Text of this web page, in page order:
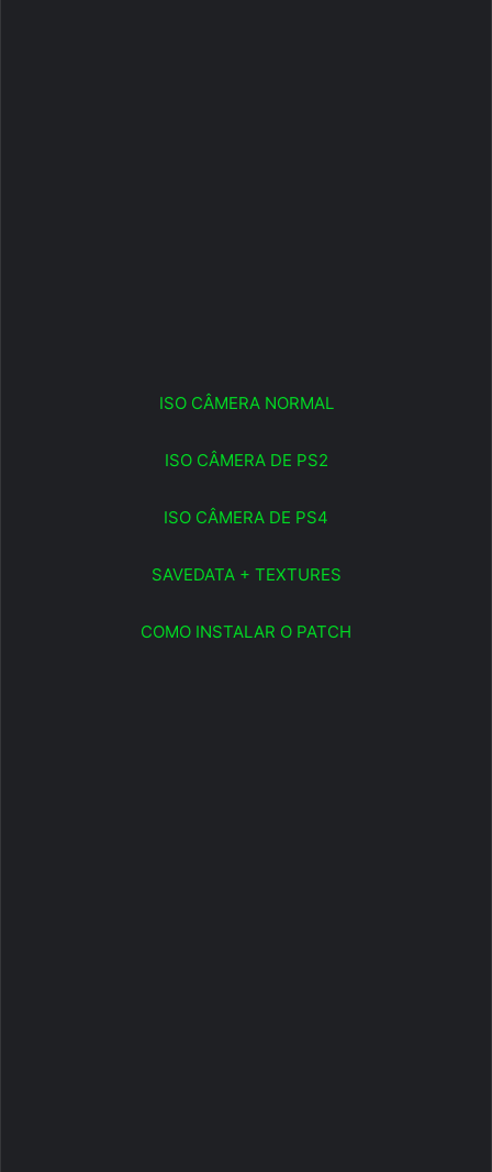
ISO CÂMERA NORMAL
ISO CÂMERA DE PS2
ISO CÂMERA DE PS4
SAVEDATA + TEXTURES
COMO INSTALAR O PATCH